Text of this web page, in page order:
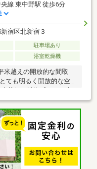
央線 東中野駅 徒歩6分
宿区北新宿３
駐車場あり
浴室乾燥機
越えの開放的な間取
ても明るく開放的な空
車可能でございます！◆
イント！◆スーパーやコ
すい！◆3駅4路線利用可
やすい住宅街となってお
、浴室乾燥機付き、食洗
スペース、LDKスペース